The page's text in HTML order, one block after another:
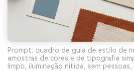
Prompt: quadro de guia de estilo de
amostras de cores e de tipografia
limpo, iluminação nítida, sem